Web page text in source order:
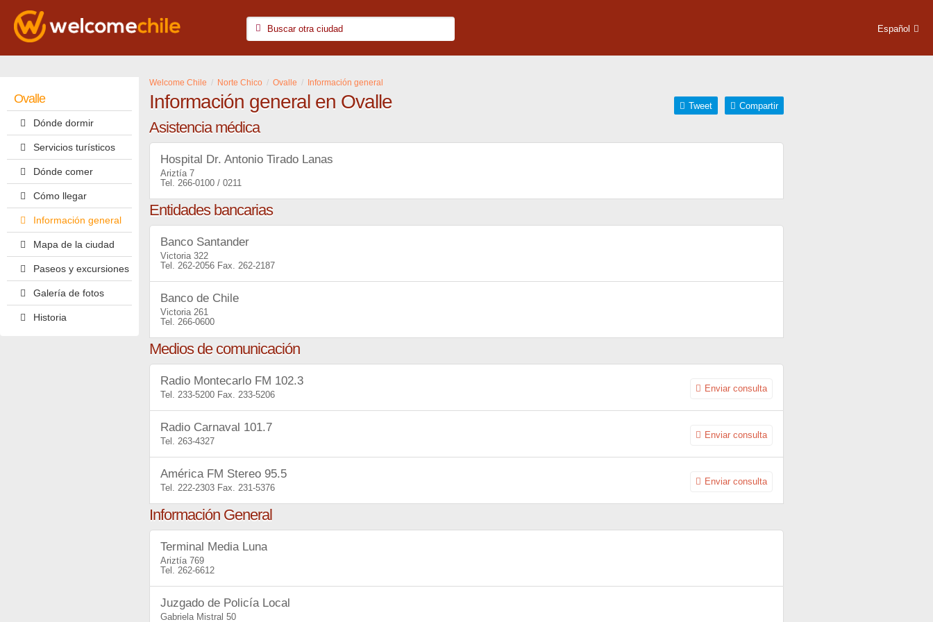
Español
Ovalle
Dónde dormir
Servicios turísticos
Dónde comer
Cómo llegar
Información general
Mapa de la ciudad
Paseos y excursiones
Galería de fotos
Historia
Welcome Chile Norte Chico Ovalle Información general
Información general en Ovalle Compartir
Tweet
Asistencia médica
Hospital Dr. Antonio Tirado Lanas
Ariztía 7
266-0100 / 0211
Entidades bancarias
Banco Santander
Victoria 322
262-2056
262-2187
Banco de Chile
Victoria 261
266-0600
Medios de comunicación
Radio Montecarlo FM 102.3
233-5200 233-5206
Radio Carnaval 101.7
263-4327
América FM Stereo 95.5
222-2303 231-5376
Información General
Terminal Media Luna
Ariztía 769
262-6612
Juzgado de Policía Local
Gabriela Mistral 50